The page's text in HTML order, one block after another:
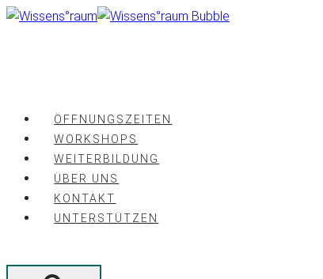
Zum
ÖFFNUNGSZEITEN
WORKSHOPS
WEITERBILDUNG
ÜBER UNS
KONTAKT
UNTERSTÜTZEN